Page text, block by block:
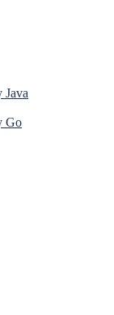
Java
Go